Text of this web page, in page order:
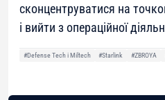
сконцентруватися на
і вийти з операційної
#Defense Tech і Miltech #Starlink #ZBROYA